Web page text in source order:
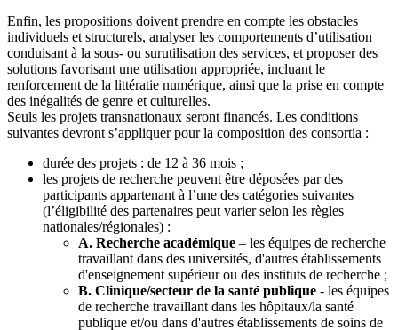
Enfin, les propositions doivent prendre en compte les obstacles
individuels et structurels, analyser les comportements d’utilisation
conduisant à la sous- ou surutilisation des services, et proposer des
solutions favorisant une utilisation appropriée, incluant le
renforcement de la littératie numérique, ainsi que la prise en compte
des inégalités de genre et culturelles.
Seuls les projets transnationaux seront financés. Les conditions
suivantes devront s’appliquer pour la composition des consortia :
durée des projets : de 12 à 36 mois ;
les projets de recherche peuvent être déposées par des
participants appartenant à l’une des catégories suivantes
(l’éligibilité des partenaires peut varier selon les règles
nationales/régionales) :
A. Recherche académique – les équipes de recherche
travaillant dans des universités, d'autres établissements
d'enseignement supérieur ou des instituts de recherche ;
B. Clinique/secteur de la santé publique - les équipes
de recherche travaillant dans les hôpitaux/la santé
publique et/ou dans d'autres établissements de soins de